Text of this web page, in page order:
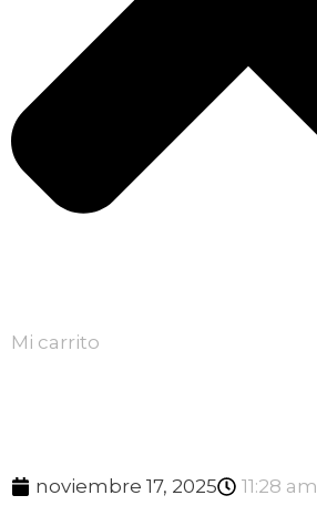
Mi carrito
noviembre 17, 2025 11:28 am